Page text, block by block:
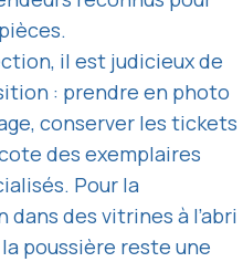
il est judicieux de
: prendre en photo
conserver les tickets
des exemplaires
Pour la
des vitrines à l’abri
poussière reste une